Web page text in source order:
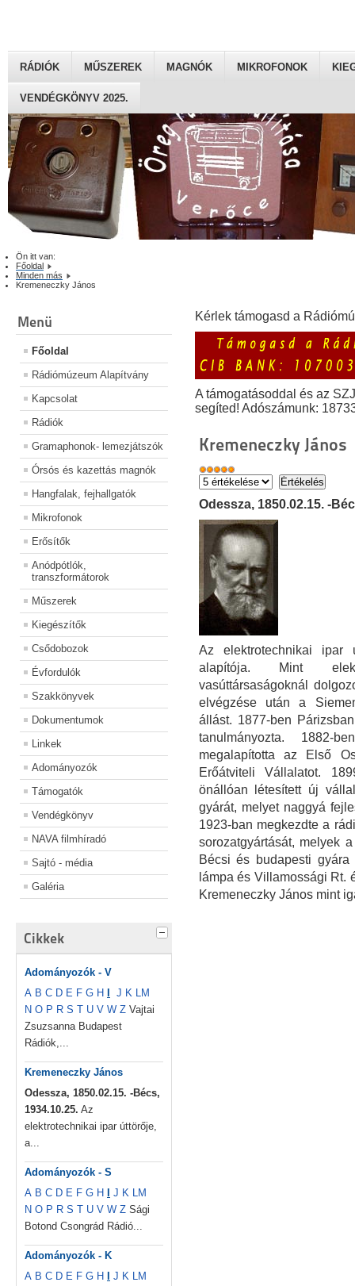
RÁDIÓK MŰSZEREK MAGNÓK MIKROFONOK
VENDÉGKÖNYV 2025.
Ön itt van:
Főoldal
Minden más
Kremeneczky János
Menü
Főoldal
Rádiómúzeum Alapítvány
Kapcsolat
Rádiók
Gramaphonok- lemezjátszók
Órsós és kazettás magnók
Hangfalak, fejhallgatók
Mikrofonok
Erősítők
Anódpótlók,
transzformátorok
Műszerek
Kiegészítők
Csődobozok
Évfordulók
Szakkönyvek
Dokumentumok
Linkek
Adományozók
Támogatók
Vendégkönyv
NAVA filmhíradó
Sajtó - média
Galéria
Cikkek
Adományozók - V
A B C D E F G H J K LM
N O P R S T U V W Z Vajtai
Zsuzsanna Budapest
Rádiók,...
Kremeneczky János
Odessza, 1850.02.15. -Bécs,
1934.10.25. Az
elektrotechnikai ipar úttörője,
a...
Adományozók - S
A B C D E F G H J K LM
N O P R S T U V W Z Sági
Botond Csongrád Rádió...
Adományozók - K
A B C D E F G H J K LM
Kérlek támogasd a
A támogatásoddal és az
segíted! Adószámunk:
Kremeneczky János
Odessza, 1850.02.15. -
Az elektrotechnikai ipar
alapítója. Mint
vasúttársaságoknál
elvégzése után a
állást. 1877-ben
tanulmányozta. 1882-
megalapította az Első
Erőátviteli Vállalatot.
önállóan létesített új
gyárát, melyet naggyá
1923-ban megkezdte a
sorozatgyártását, melyek
Bécsi és budapesti
lámpa és Villamossági Rt.
Kremeneczky János mint